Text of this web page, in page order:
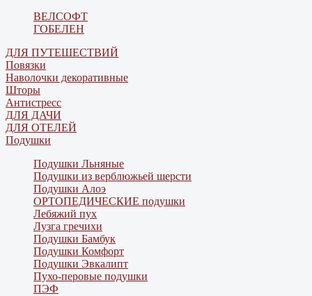
ВЕЛСОФТ
ГОБЕЛЕН
ДЛЯ ПУТЕШЕСТВИЙ
Повязки
Наволочки декоративные
Шторы
Антистресс
ДЛЯ ДАЧИ
ДЛЯ ОТЕЛЕЙ
Подушки
Подушки Льняные
Подушки из верблюжьей шерсти
Подушки Алоэ
ОРТОПЕДИЧЕСКИЕ подушки
Лебяжий пух
Лузга гречихи
Подушки Бамбук
Подушки Комфорт
Подушки Эвкалипт
Пухо-перовые подушки
ПЭФ